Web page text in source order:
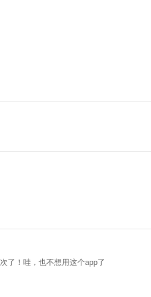
了！哇，也不想用这个app了